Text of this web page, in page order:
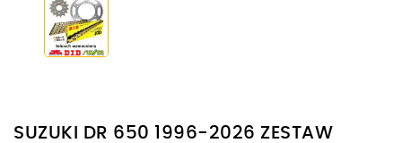
SUZUKI DR 650 1996-2026 ZESTAW